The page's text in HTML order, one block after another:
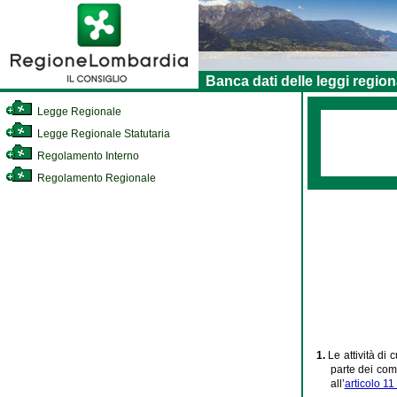
Banca dati delle leggi
Legge Regionale
Legge Regionale Statutaria
Regolamento Interno
Regolamento Regionale
1. Le attività di
parte dei
all’articolo